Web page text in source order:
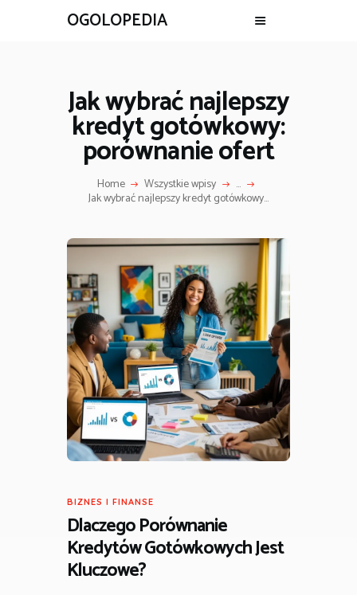
OGOLOPEDIA
Jak wybrać najlepszy
kredyt gotówkowy:
porównanie ofert
Home Wszystkie wpisy ...
Jak wybrać najlepszy kredyt gotówkowy...
BIZNES I FINANSE
Dlaczego Porównanie
Kredytów Gotówkowych Jest
Kluczowe?